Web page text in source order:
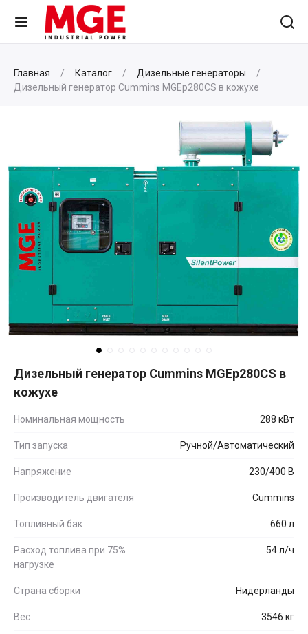
Главная Каталог
Дизельные генераторы
Дизельный генератор Cummins MGEp280CS в кожухе
Дизельный генератор Cummins MGEp280CS в
кожухе
Номинальная мощность 288 кВт
Тип запуска Ручной/Автоматический
Напряжение 230/400 В
Производитель двигателя Cummins
Топливный бак 660 л
Расход топлива при 75%
нагрузке
54 л/ч
Страна сборки Нидерланды
Вес 3546 кг